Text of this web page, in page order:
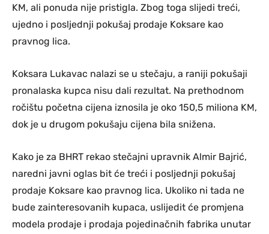
KM, ali ponuda nije pristigla. Zbog toga slijedi treći,
ujedno i posljednji pokušaj prodaje Koksare kao
pravnog lica.
Koksara Lukavac nalazi se u stečaju, a raniji pokušaji
pronalaska kupca nisu dali rezultat. Na prethodnom
ročištu početna cijena iznosila je oko 150,5 miliona KM,
dok je u drugom pokušaju cijena bila snižena.
Kako je za BHRT rekao stečajni upravnik Almir Bajrić,
naredni javni oglas bit će treći i posljednji pokušaj
prodaje Koksare kao pravnog lica. Ukoliko ni tada ne
bude zainteresovanih kupaca, uslijedit će promjena
modela prodaje i prodaja pojedinačnih fabrika unutar